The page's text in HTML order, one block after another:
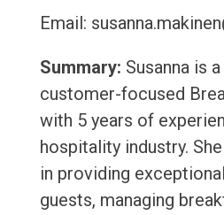
Email:
Summary: Susanna is
customer-focused
with 5 years of
hospitality industry.
in providing
guests, managing